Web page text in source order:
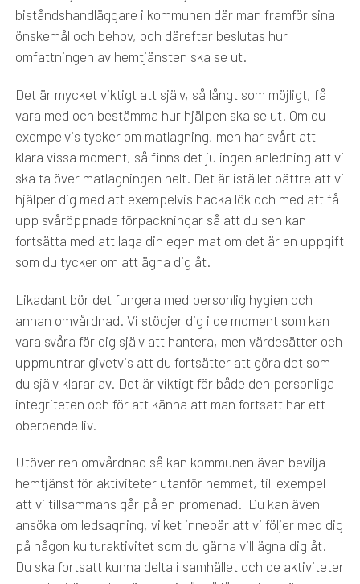
biståndshandläggare i kommunen där man framför sina
önskemål och behov, och därefter beslutas hur
omfattningen av hemtjänsten ska se ut.
Det är mycket viktigt att själv, så långt som möjligt, få
vara med och bestämma hur hjälpen ska se ut. Om du
exempelvis tycker om matlagning, men har svårt att
klara vissa moment, så finns det ju ingen anledning att vi
ska ta över matlagningen helt. Det är istället bättre att vi
hjälper dig med att exempelvis hacka lök och med att få
upp svåröppnade förpackningar så att du sen kan
fortsätta med att laga din egen mat om det är en uppgift
som du tycker om att ägna dig åt.
Likadant bör det fungera med personlig hygien och
annan omvårdnad. Vi stödjer dig i de moment som kan
vara svåra för dig själv att hantera, men värdesätter och
uppmuntrar givetvis att du fortsätter att göra det som
du själv klarar av. Det är viktigt för både den personliga
integriteten och för att känna att man fortsatt har ett
oberoende liv.
Utöver ren omvårdnad så kan kommunen även bevilja
hemtjänst för aktiviteter utanför hemmet, till exempel
att vi tillsammans går på en promenad. Du kan även
ansöka om ledsagning, vilket innebär att vi följer med dig
på någon kulturaktivitet som du gärna vill ägna dig åt.
Du ska fortsatt kunna delta i samhället och de aktiviteter